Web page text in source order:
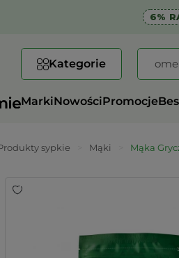
6%
Kategorie
MarkiNowościPromocje
sypkie Mąki Mąka